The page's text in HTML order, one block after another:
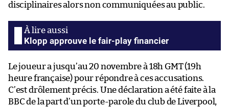
disciplinaires alors non communiquées au public.
Klopp approuve le fair-play financier
Le joueur a jusqu’au 20 novembre à 18h GMT (19h
heure française) pour répondre à ces accusations.
C’est drôlement précis. Une déclaration a été faite à la
BBC de la part d’un porte-parole du club de Liverpool,